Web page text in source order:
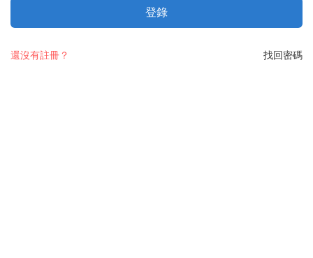
登錄
找回密碼
還沒有註冊？